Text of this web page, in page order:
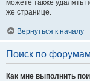
можете также удалять
же странице.
Вернуться к началу
Поиск по форумам
Как мне выполнить